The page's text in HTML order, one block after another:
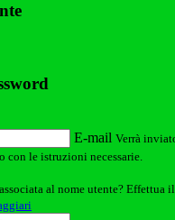
E-mail Verrà
le istruzioni necessarie.
al nome utente? Effettua